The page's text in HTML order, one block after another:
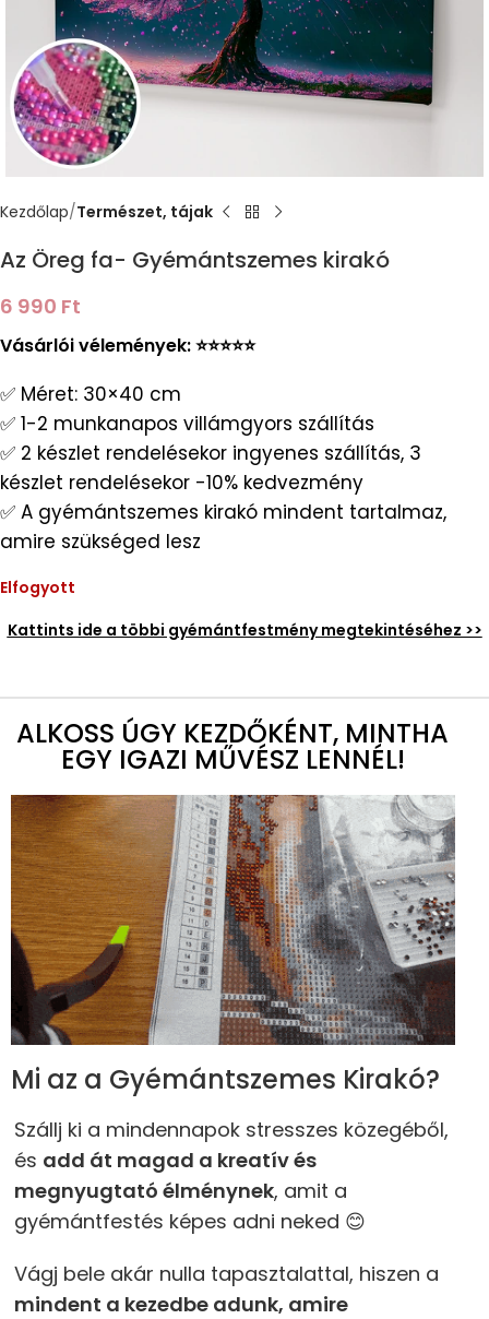
Kezdőlap Természet, tájak
Az Öreg fa- Gyémántszemes kirakó
6 990 Ft
Vásárlói vélemények: ⭐️⭐️⭐️⭐️⭐️
✅ Méret: 30×40 cm
✅ 1-2 munkanapos villámgyors szállítás
✅ 2 készlet rendelésekor ingyenes szállítás, 3
készlet rendelésekor -10% kedvezmény
✅ A gyémántszemes kirakó mindent tartalmaz,
amire szükséged lesz
Elfogyott
Kattints ide a többi gyémántfestmény megtekintéséhez >>
ALKOSS ÚGY KEZDŐKÉNT, MINTHA
EGY IGAZI MŰVÉSZ LENNÉL!
Mi az a Gyémántszemes Kirakó?
Szállj ki a mindennapok stresszes közegéből,
és add át magad a kreatív és
megnyugtató élménynek, amit a
gyémántfestés képes adni neked 😊
Vágj bele akár nulla tapasztalattal, hiszen a
mindent a kezedbe adunk, amire